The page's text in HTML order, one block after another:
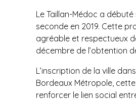
Le Taillan-Médoc a
seconde en 2019. Cette
agréable et respectueux
décembre de l’obtention
L’inscription de la ville
Bordeaux Métropole,
renforcer le lien social